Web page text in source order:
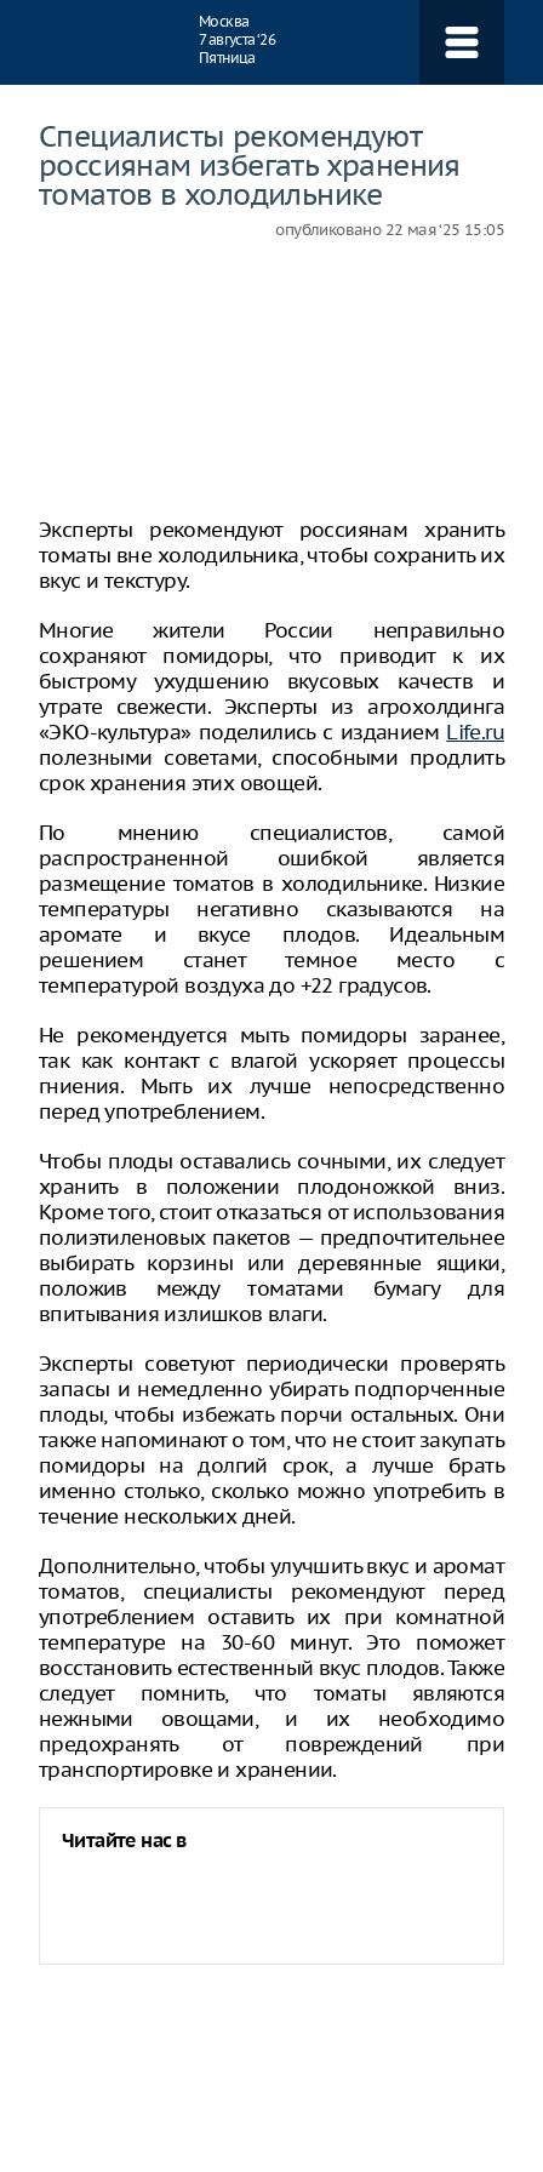
Москва
7 августа ‘26
Пятница
Специалисты рекомендуют
россиянам избегать хранения
томатов в холодильнике
опубликовано 22 мая ‘25 15:05
Эксперты рекомендуют россиянам хранить
томаты вне холодильника, чтобы сохранить их
вкус и текстуру.
Многие жители России неправильно
сохраняют помидоры, что приводит к их
быстрому ухудшению вкусовых качеств и
утрате свежести. Эксперты из агрохолдинга
«ЭКО-культура» поделились с изданием Life.ru
полезными советами, способными продлить
срок хранения этих овощей.
По мнению специалистов, самой
распространенной ошибкой является
размещение томатов в холодильнике. Низкие
температуры негативно сказываются на
аромате и вкусе плодов. Идеальным
решением станет темное место с
температурой воздуха до +22 градусов.
Не рекомендуется мыть помидоры заранее,
так как контакт с влагой ускоряет процессы
гниения. Мыть их лучше непосредственно
перед употреблением.
Чтобы плоды оставались сочными, их следует
хранить в положении плодоножкой вниз.
Кроме того, стоит отказаться от использования
полиэтиленовых пакетов — предпочтительнее
выбирать корзины или деревянные ящики,
положив между томатами бумагу для
впитывания излишков влаги.
Эксперты советуют периодически проверять
запасы и немедленно убирать подпорченные
плоды, чтобы избежать порчи остальных. Они
также напоминают о том, что не стоит закупать
помидоры на долгий срок, а лучше брать
именно столько, сколько можно употребить в
течение нескольких дней.
Дополнительно, чтобы улучшить вкус и аромат
томатов, специалисты рекомендуют перед
употреблением оставить их при комнатной
температуре на 30-60 минут. Это поможет
восстановить естественный вкус плодов. Также
следует помнить, что томаты являются
нежными овощами, и их необходимо
предохранять от повреждений при
транспортировке и хранении.
Читайте нас в